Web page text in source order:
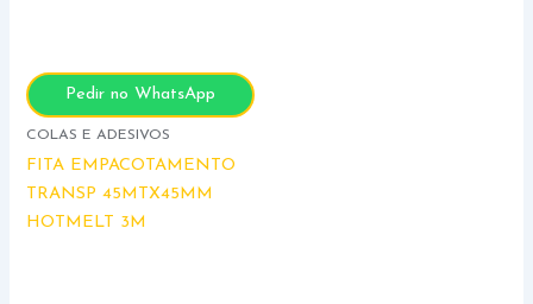
Pedir no WhatsApp
COLAS E ADESIVOS
FITA EMPACOTAMENTO
TRANSP 45MTX45MM
HOTMELT 3M